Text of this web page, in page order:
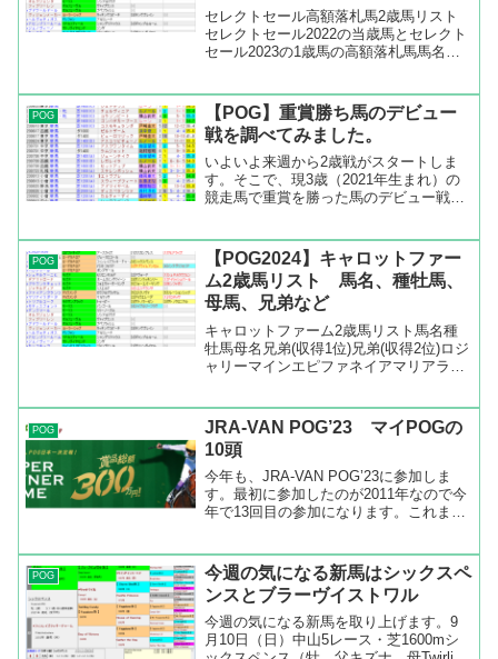
セレクトセール高額落札馬2歳馬リスト
セレクトセール2022の当歳馬とセレクト
セール2023の1歳馬の高額落札馬馬名馬
円ショウナンバルドルブリックスアン
ド...
POG
【POG】重賞勝ち馬のデビュー
戦を調べてみました。
いよいよ来週から2歳戦がスタートしま
す。そこで、現3歳（2021年生まれ）の
競走馬で重賞を勝った馬のデビュー戦が
京でデビュー、オークスを勝ったチェル
ヴィニアは2歳戦が...
POG
【POG2024】キャロットファー
ム2歳馬リスト 馬名、種牡馬、
母馬、兄弟など
キャロットファーム2歳馬リスト馬名種
牡馬母名兄弟(収得1位)兄弟(収得2位)ロジ
ャリーマインエピファネイアマリアライ
ラフレナートキズナヴィルデローゼブリ
ッサドラーダキズ...
POG
JRA-VAN POG’23 マイPOGの
10頭
今年も、JRA-VAN POG’23に参加しま
す。最初に参加したのが2011年なので今
年で13回目の参加になります。これまで
ルオリエンスを指名できたので楽しかっ
た...
POG
今週の気になる新馬はシックスペ
ンスとブラーヴイストワル
今週の気になる新馬を取り上げます。9
月10日（日）中山5レース・芝1600mシ